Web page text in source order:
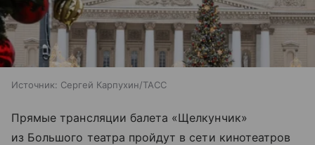
Источник: Сергей Карпухин/ТАСС
Прямые трансляции балета «Щелкунчик»
из Большого театра пройдут в сети кинотеатров